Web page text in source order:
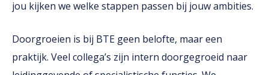
jou kijken we welke stappen passen bij jouw ambities.
Doorgroeien is bij BTE geen belofte, maar een
praktijk. Veel collega’s zijn intern doorgegroeid naar